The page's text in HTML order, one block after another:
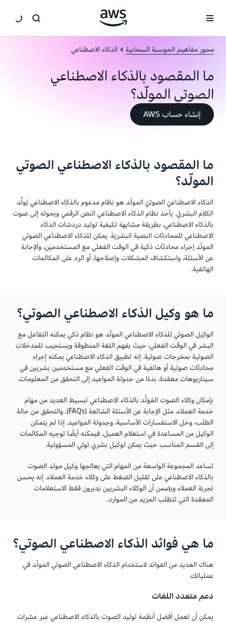
محور مفاهيم الحوسبة السحابية الذكاء الاصطناعي
ما المقصود بالذكاء الاصطناعي
الصوتي المولّد؟
إنشاء حساب AWS
ما المقصود بالذكاء الاصطناعي الصوتي
المولّد؟
الذكاء الاصطناعيّ الصوتيّ المولّد هو نظام مدعوم بالذكاء الاصطناعي يُولِّد
الكلام البشريّ. يأخذ نظام الذكاء الاصطناعي النص الرقمي ويحوله إلى صوت
بالذكاء الاصطناعي، بطريقة مشابهة لكيفية توليد دردشات الذكاء
الاصطناعي للمحادثات النصية البشرية. يمكن للذكاء الاصطناعي الصوتي
المولّد إجراء محادثات ذكية في الوقت الفعلي مع المستخدمين، والإجابة
عن الأسئلة، واستكشاف المشكلات وإصلاحها، أو الرد على المكالمات
الهاتفية.
ما هو وكيل الذكاء الاصطناعي الصوتي؟
الوكيل الصوتي للذكاء الاصطناعي المولّد هو نظام ذكي يمكنه التفاعل مع
البشر في الوقت الفعلي، حيث يفهم اللغة المنطوقة ويستجيب للمدخلات
الصوتية بمخرجات صوتية. إنه تطبيق الذكاء الاصطناعي يمكنه إجراء
محادثات صوتية أو هاتفية في الوقت الفعلي مع مستخدمين بشريين في
سيناريوهات معقدة، بدءًا من جدولة المواعيد إلى التحقق من المعلومات.
بإمكان وكلاء الصوت المُوَلَّد بالذكاء الاصطناعي تبسيط العديد من مهام
خدمة العملاء، مثل الإجابة عن الأسئلة الشائعة (FAQs)، والتحقق من حالة
الطلب، وحل الاستفسارات الأساسية، وجدولة المواعيد. إذا لم يتمكن
الوكيل من المساعدة في استعلام العميل، فيمكنه أيضًا توجيه المكالمات
إلى القسم المناسب حيث يمكن لوكيل بشري تولي المسؤولية.
تساعد المجموعة الواسعة من المهام التي يعالجها وكيل مولد الصوت
بالذكاء الاصطناعي على تقليل الضغط على وكلاء خدمة العملاء. إنه يحسن
تجربة العملاء ويضمن أن الوكلاء البشريين يديرون فقط الاستعلامات
المعقدة التي تتطلب المزيد من الموارد.
ما هي فوائد الذكاء الاصطناعي الصوتي؟
هناك العديد من الفوائد لاستخدام الذكاء الاصطناعي الصوتي المولّد في
عملياتك.
دعم متعدد اللغات
يمكن أن تعمل أفضل أنظمة توليد الصوت بالذكاء الاصطناعي عبر عشرات